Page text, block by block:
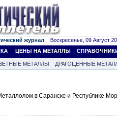
журнал Воскресенье, 09 Август
ЦЕНЫ НА МЕТАЛЛЫ
МЕТАЛЛЫ
ДРАГОЦЕННЫЕ
в Саранске и Республике